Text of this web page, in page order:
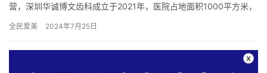
营，深圳华诚博文齿科成立于2021年，医院占地面积1000平方米，
全民爱美 2024年7月25日